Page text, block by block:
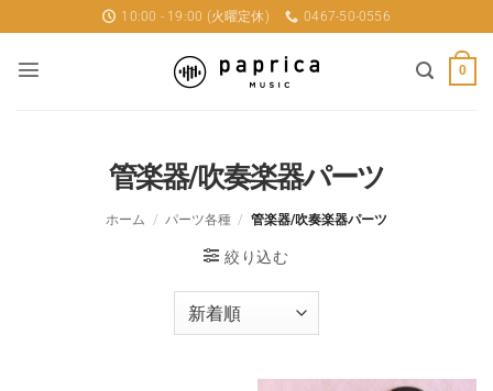
to
content
10:00 - 19:00 (火曜定休) 0467-50-0556
0
管楽器/吹奏楽器パーツ
ホーム / パーツ各種 / 管楽器/吹奏楽器パーツ
絞り込む